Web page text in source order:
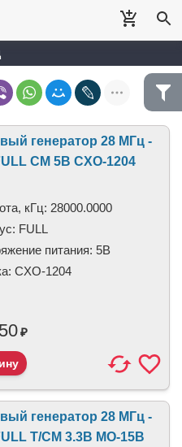
генератор 28 МГц -
CM 5В CXO-1204
кГц: 28000.0000
FULL
питания: 5В
CXO-1204
₽
генератор 28 МГц -
T/CM 3.3В MO-15B